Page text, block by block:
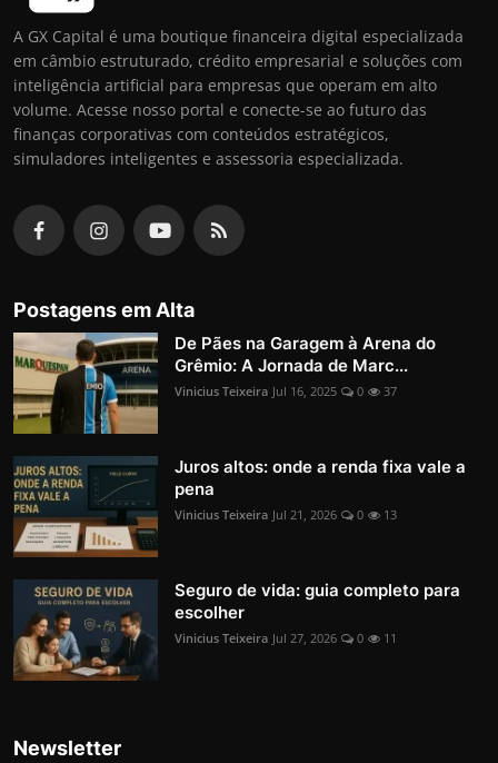
A GX Capital é uma boutique financeira digital especializada
em câmbio estruturado, crédito empresarial e soluções com
inteligência artificial para empresas que operam em alto
volume. Acesse nosso portal e conecte-se ao futuro das
finanças corporativas com conteúdos estratégicos,
simuladores inteligentes e assessoria especializada.
Postagens em Alta
De Pães na Garagem à Arena do
Grêmio: A Jornada de Marc...
Vinicius Teixeira Jul 16, 2025 0 37
Juros altos: onde a renda fixa vale a
pena
Vinicius Teixeira Jul 21, 2026 0 13
Seguro de vida: guia completo para
escolher
Vinicius Teixeira Jul 27, 2026 0 11
Newsletter